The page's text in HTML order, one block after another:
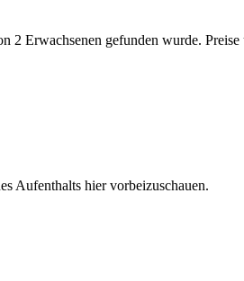
Erwachsenen gefunden wurde.
Aufenthalts hier vorbeizuschauen.